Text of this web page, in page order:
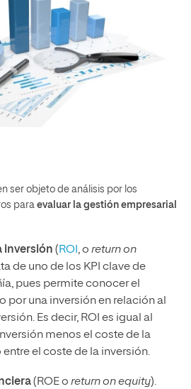
ser objeto de análisis por los
para evaluar la gestión empresarial
inversión ( ROI , o return on
de uno de los KPI clave de
pues permite conocer el
por una inversión en relación al
Es decir, ROI es igual al
menos el coste de la
el coste de la inversión.
(ROE o return on equity).